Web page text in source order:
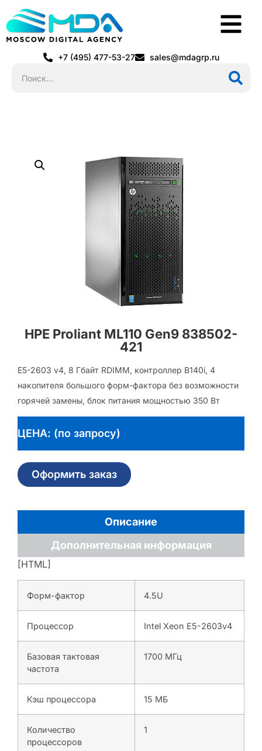
+7 (495) 477-53-27 sales@mdagrp.ru
HPE Proliant ML110 Gen9 838502-
421
E5-2603 v4, 8 Гбайт RDIMM, контроллер B140i, 4
накопителя большого форм-фактора без возможности
горячей замены, блок питания мощностью 350 Вт
ЦЕНА: (по запросу)
Оформить заказ
Описание
Дополнительная информация
[HTML]
Форм-фактор 4.5U
Процессор Intel Xeon E5-2603v4
Базовая тактовая
частота
1700 МГц
Кэш процессора 15 МБ
Количество
процессоров
1